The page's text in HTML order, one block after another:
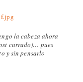
la cabeza ahora
currado)… pues
y sin pensarlo